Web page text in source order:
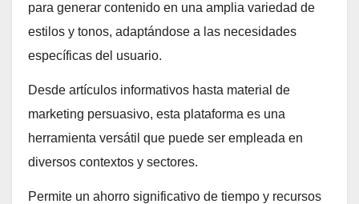
para generar contenido en una amplia variedad de
estilos y tonos, adaptándose a las necesidades
específicas del usuario.
Desde artículos informativos hasta material de
marketing persuasivo, esta plataforma es una
herramienta versátil que puede ser empleada en
diversos contextos y sectores.
Permite un ahorro significativo de tiempo y recursos